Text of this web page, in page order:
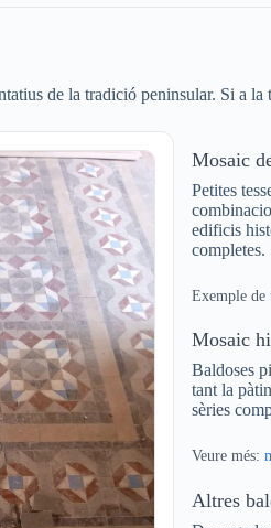
de la tradició peninsular. Si a
Mosaic
Petites
edificis
completes.
Exemple de
Mosaic
Baldoses
tant la
sèries
Veure més:
Altres